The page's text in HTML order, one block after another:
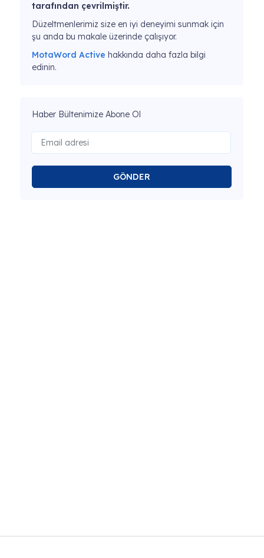
tarafından çevrilmiştir.
Düzeltmenlerimiz size en iyi deneyimi sunmak için
şu anda bu makale üzerinde çalışıyor.
MotaWord Active hakkında daha fazla bilgi
edinin.
Haber Bültenimize Abone Ol
GÖNDER